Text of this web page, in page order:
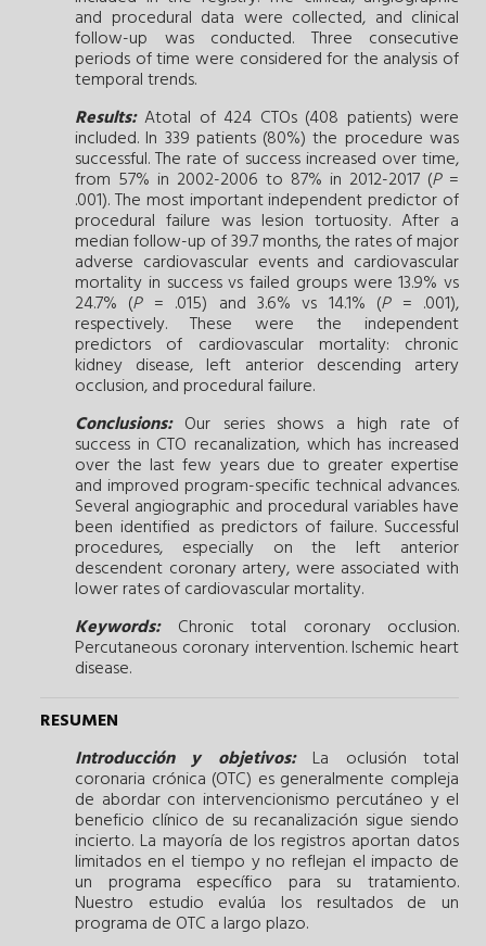
and procedural data were collected, and clinical
follow-up was conducted. Three consecutive
periods of time were considered for the analysis of
temporal trends.
Results:Atotal of 424 CTOs (408 patients) were
included. In 339 patients (80%) the procedure was
successful. The rate of success increased over time,
from 57% in 2002-2006 to 87% in 2012-2017 (P=
.001). The most important independent predictor of
procedural failure was lesion tortuosity. After a
median follow-up of 39.7 months, the rates of major
adverse cardiovascular events and cardiovascular
mortality in success vs failed groups were 13.9% vs
24.7% (P= .015) and 3.6% vs 14.1% (P= .001),
respectively. These were the independent
predictors of cardiovascular mortality: chronic
kidney disease, left anterior descending artery
occlusion, and procedural failure.
Conclusions:Our series shows a high rate of
success in CTO recanalization, which has increased
over the last few years due to greater expertise
and improved program-specific technical advances.
Several angiographic and procedural variables have
been identified as predictors of failure. Successful
procedures, especially on the left anterior
descendent coronary artery, were associated with
lower rates of cardiovascular mortality.
Keywords:
Chronic total coronary occlusion.
Percutaneous coronary intervention. Ischemic heart
disease.
RESUMEN
Introducción y objetivos:La oclusión total
coronaria crónica (OTC) es generalmente compleja
de abordar con intervencionismo percutáneo y el
beneficio clínico de su recanalización sigue siendo
incierto. La mayoría de los registros aportan datos
limitados en el tiempo y no reflejan el impacto de
un programa específico para su tratamiento.
Nuestro estudio evalúa los resultados de un
programa de OTC a largo plazo.